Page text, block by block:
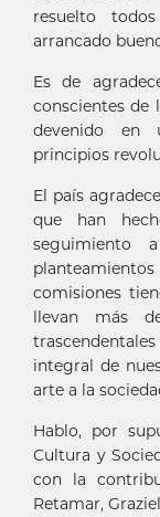
resuelto
arrancado
Es de
conscientes de
devenido en
principios
El país
que han
seguimiento
comisiones
llevan más
integral de
arte a la
Hablo, por
Cultura y
con la
Retamar,